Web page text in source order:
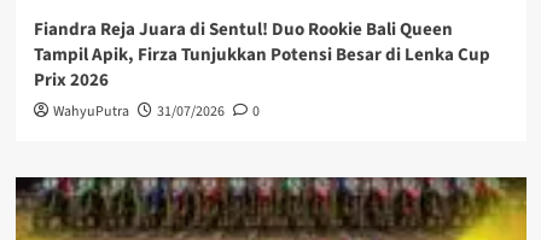
Fiandra Reja Juara di Sentul! Duo Rookie Bali Queen
Tampil Apik, Firza Tunjukkan Potensi Besar di Lenka Cup
Prix 2026
WahyuPutra 31/07/2026 0